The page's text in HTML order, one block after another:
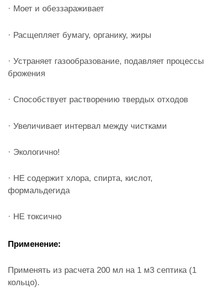
· Моет и обеззараживает
· Расщепляет бумагу, органику, жиры
· Устраняет газообразование, подавляет процессы
брожения
· Способствует растворению твердых отходов
· Увеличивает интервал между чистками
· Экологично!
· НЕ содержит хлора, спирта, кислот,
формальдегида
· НЕ токсично
Применение:
Применять из расчета 200 мл на 1 м3 септика (1
кольцо).